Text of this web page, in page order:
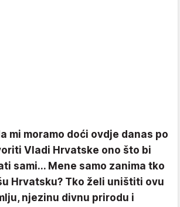
mi moramo doći ovdje danas po
Vladi Hrvatske ono što bi
sami... Mene samo zanima tko
Hrvatsku? Tko želi uništiti ovu
njezinu divnu prirodu i